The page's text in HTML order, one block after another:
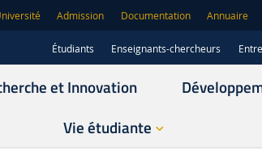
Admission Documentation Annuaire
Étudiants Enseignants-chercheurs
et Innovation
Vie étudiante